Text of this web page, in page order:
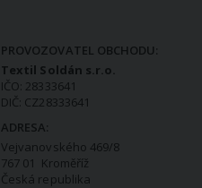
PROVOZOVATEL OBCHODU:
Textil Soldán s.r.o.
IČO: 28333641
DIČ: CZ28333641
ADRESA:
Vejvanovského 469/8
767 01 Kroměříž
Česká republika